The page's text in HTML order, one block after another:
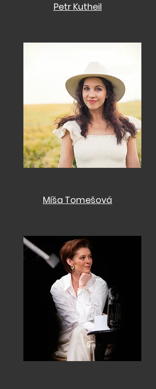
Petr Kutheil
Míša Tomešová